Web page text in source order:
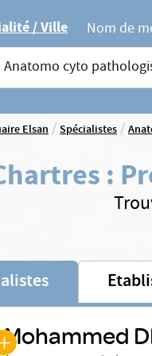
/ Ville
Nom de
une spécialité ou un
Elsan/Spécialistes/
:
Mohammed